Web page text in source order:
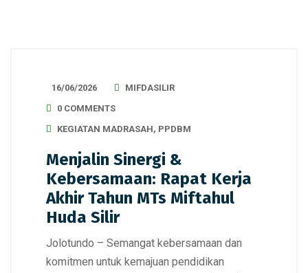
16/06/2026
MIFDASILIR
0 COMMENTS
KEGIATAN MADRASAH, PPDBM
Menjalin Sinergi &
Kebersamaan: Rapat Kerja
Akhir Tahun MTs Miftahul
Huda Silir
Jolotundo – Semangat kebersamaan dan
komitmen untuk kemajuan pendidikan